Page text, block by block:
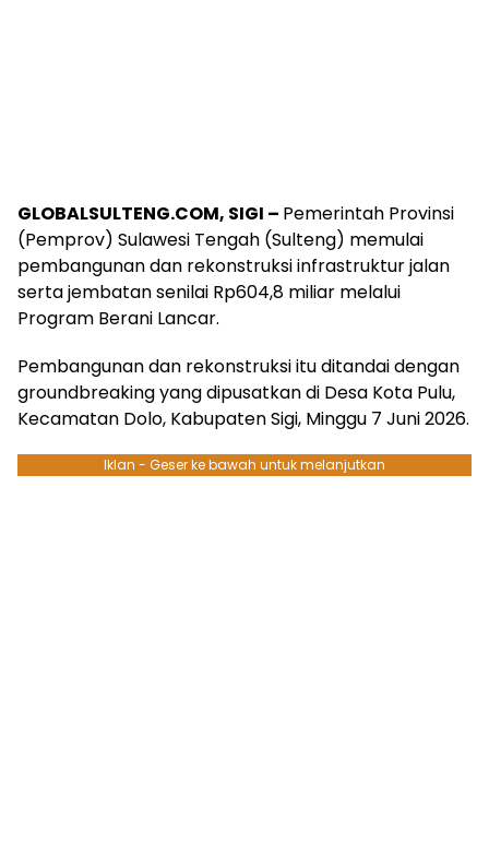
GLOBALSULTENG.COM, SIGI – Pemerintah Provinsi
(Pemprov) Sulawesi Tengah (Sulteng) memulai
pembangunan dan rekonstruksi infrastruktur jalan
serta jembatan senilai Rp604,8 miliar melalui
Program Berani Lancar.
Pembangunan dan rekonstruksi itu ditandai dengan
groundbreaking yang dipusatkan di Desa Kota Pulu,
Kecamatan Dolo, Kabupaten Sigi, Minggu 7 Juni 2026.
Iklan - Geser ke bawah untuk melanjutkan